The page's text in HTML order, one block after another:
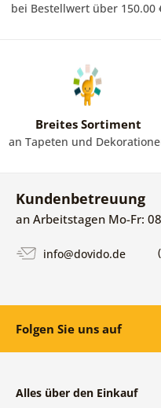
bei Bestellwert über 150.00
Breites Sortiment
an Tapeten und
Kundenbetreuung
an Arbeitstagen Mo-Fr:
info@dovido.de
Folgen Sie uns auf
Alles über den Einkauf